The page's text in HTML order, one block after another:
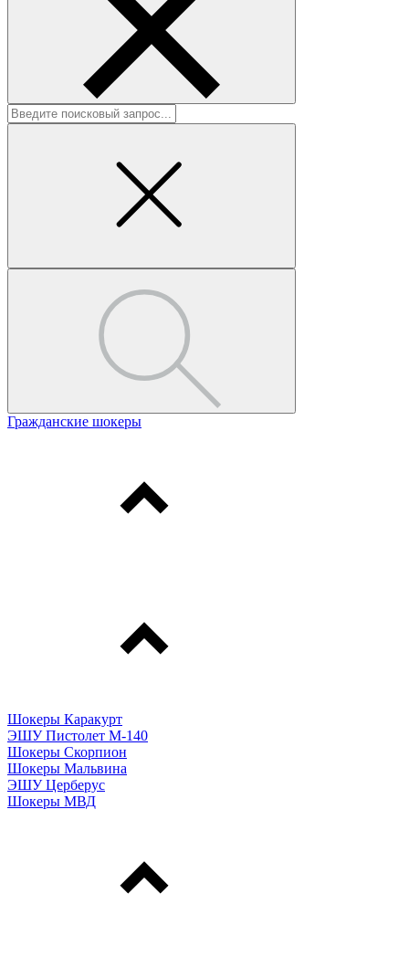
Гражданские шокеры
Шокеры Каракурт
ЭШУ Пистолет М-140
Шокеры Скорпион
Шокеры Мальвина
ЭШУ Церберус
Шокеры МВД